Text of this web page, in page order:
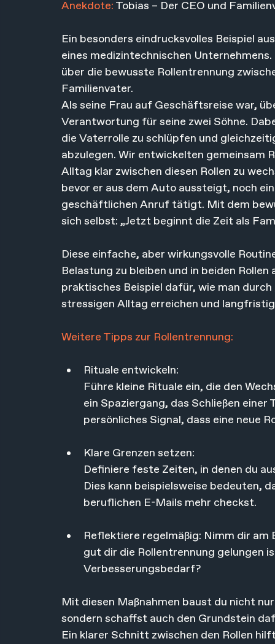
Anekdote: Tobias – Der CEO und
Ein besonders eindrucksvolles Beispiel
eines medizintechnischen
über die bewusste Rollentrennung
Familienvater.
Als seine Frau auf Geschäftsreise war,
Verantwortung für seine zwei Söhne.
die Vaterrolle zu schlüpfen und
abzulegen. Wir entwickelten gemeinsam
Alltag klar zwischen diesen Rollen zu
bevor er aus dem Auto aussteigt, noch
geschäftlichen Anruf tätigt. Mit dem
sich selbst: „Jetzt beginnt die Zeit als
Diese einfache, aber wirkungsvolle
Belastung zu bleiben und in beiden
praktisches Beispiel dafür, wie man
stressigen Alltag erreichen und
Weitere Tipps zur Rollentrennung:
Rituale entwickeln:
Führe kleine Rituale ein, die den
ein Spaziergang, das Schließen
persönliches Signal, dass eine neue
Klare Grenzen setzen:
Definiere feste Zeiten, in denen du
Dies kann beispielsweise bedeuten,
beruflichen E-Mails mehr checkst.
Reflektiere regelmäßig: Nimm dir
gut dir die Rollentrennung gelungen
Verbesserungsbedarf?
Mit diesen Maßnahmen baust du nicht
sondern schaffst auch den Grundstein
Ein klarer Schnitt zwischen den Rollen